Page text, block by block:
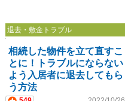
退去・敷金トラブル
相続した物件を立て直すこ
とに！トラブルにならない
よう入居者に退去してもら
う方法